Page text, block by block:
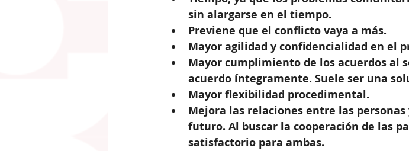
sin alargarse en el tiempo.
Previene que el conflicto vaya a más.
Mayor agilidad y confidencialidad en el
Mayor cumplimiento de los acuerdos al
acuerdo íntegramente. Suele ser una
Mayor flexibilidad procedimental.
Mejora las relaciones entre las
futuro. Al buscar la cooperación de las
satisfactorio para ambas.